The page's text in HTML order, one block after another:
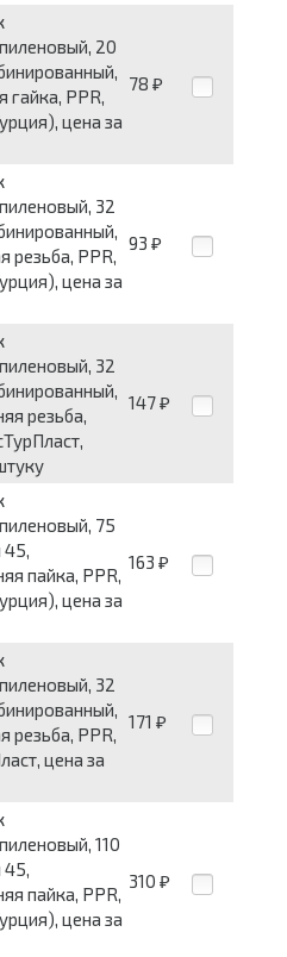
20
гайка, PPR,
цена за
78 ₽
32
резьба, PPR,
цена за
93 ₽
32
резьба,
147 ₽
75
45,
пайка, PPR,
цена за
163 ₽
32
резьба, PPR,
цена за
171 ₽
110
45,
пайка, PPR,
цена за
310 ₽